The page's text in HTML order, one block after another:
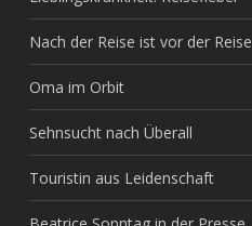
Nach der Reise ist vor der Reise
Oma im Orbit
Sehnsucht nach Überall
Touristin aus Leidenschaft